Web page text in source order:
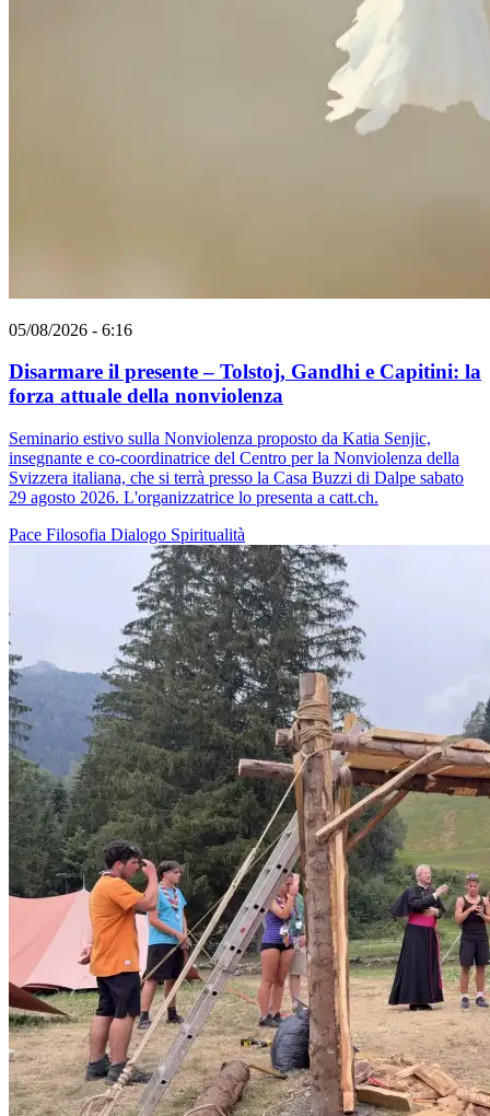
05/08/2026 - 6:16
Disarmare il presente – Tolstoj, Gandhi e Capitini: la
forza attuale della nonviolenza
Seminario estivo sulla Nonviolenza proposto da Katia Senjic,
insegnante e co-coordinatrice del Centro per la Nonviolenza della
Svizzera italiana, che si terrà presso la Casa Buzzi di Dalpe sabato
29 agosto 2026. L'organizzatrice lo presenta a catt.ch.
Pace Filosofia Dialogo Spiritualità